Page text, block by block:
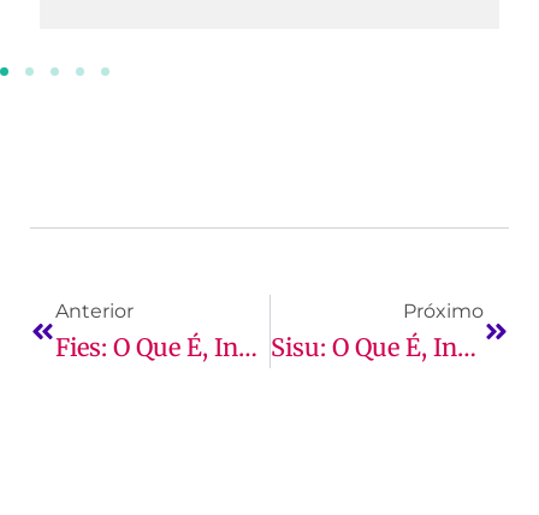
Anterior
Fies: O Que É, Inscrições, Benefícios E Mais!
Próximo
Sisu: O Que É, Inscrições E Mais!